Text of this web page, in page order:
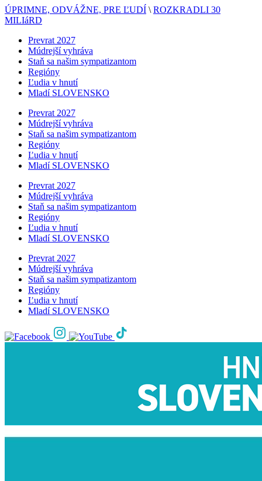
ÚPRIMNE, ODVÁŽNE, PRE ĽUDÍ \ ROZKRADLI 30
MILIáRD
Prevrat 2027
Múdrejší vyhráva
Staň sa našim sympatizantom
Regióny
Ľudia v hnutí
Mladí SLOVENSKO
Prevrat 2027
Múdrejší vyhráva
Staň sa našim sympatizantom
Regióny
Ľudia v hnutí
Mladí SLOVENSKO
Prevrat 2027
Múdrejší vyhráva
Staň sa našim sympatizantom
Regióny
Ľudia v hnutí
Mladí SLOVENSKO
Prevrat 2027
Múdrejší vyhráva
Staň sa našim sympatizantom
Regióny
Ľudia v hnutí
Mladí SLOVENSKO